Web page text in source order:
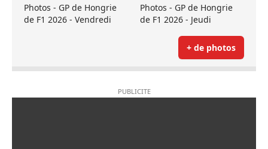
Photos - GP de Hongrie
de F1 2026 - Vendredi
Photos - GP de Hongrie
de F1 2026 - Jeudi
+ de photos